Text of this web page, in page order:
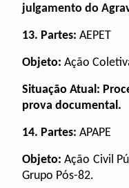
julgamento do
13. Partes: AEPET
Objeto: Ação
Situação Atual:
prova documental.
14. Partes: APAPE
Objeto: Ação Civil
Grupo Pós-82.